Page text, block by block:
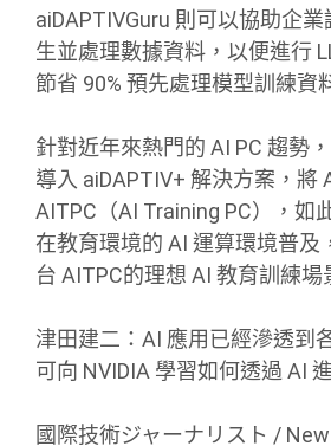
aiDAPTIVGuru 則可以協助企
生並處理數據資料，以便進行
節省 90% 預先處理模型訓練資
針對近年來熱門的 AI PC 趨勢
導入 aiDAPTIV+ 解決方案，將
AITPC（AI Training PC），如
在教育環境的 AI 運算環境普及
台 AITPC的理想 AI 教育訓練場
津田建二：AI 應用已經滲透到
可向 NVIDIA 學習如何透過 AI
國際技術ジャーナリスト /